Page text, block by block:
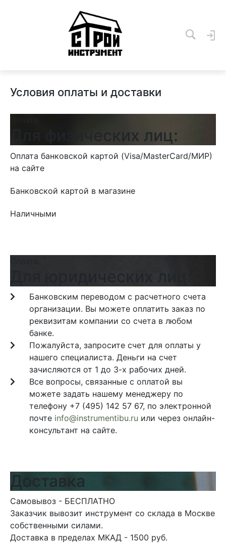
Условия оплаты и доставки
Для физических лиц:
Оплата банковской картой (Visa/MasterСard/МИР)
на сайте
Банковской картой в магазине
Наличными
Банковским переводом с расчетного счета
организации. Вы можете оплатить заказ по
реквизитам компании со счета в любом
банке.
Пожалуйста, запросите счет для оплаты у
нашего специалиста. Деньги на счет
зачисляются от 1 до 3-х рабочих дней.
Все вопросы, связанные с оплатой вы
можете задать нашему менеджеру по
телефону +7 (495) 142 57 67, по электронной
почте info@instrumentibu.ru или через онлайн-
консультант на сайте.
Доставка
Самовывоз - БЕСПЛАТНО
Заказчик вывозит инструмент со склада в Москве
собственными силами.
Доставка в пределах МКАД - 1500 руб.